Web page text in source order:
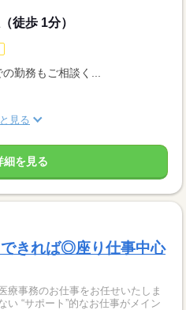
徒歩 1分）
勤務もご相談く...
見る
細を見る
できれば◎座り仕事中心
療事務のお仕事をお任せいたしま